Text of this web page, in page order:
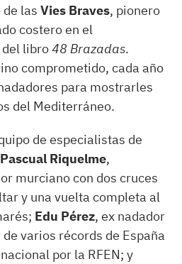
las Vies Braves, pionero
costero en el
libro48 Brazadas.
comprometido, cada año
para mostrarles
del Mediterráneo.
de especialistas de
Riquelme,
murciano con dos cruces
y una vuelta completa al
Edu Pérez, ex nadador
varios récords de España
por la RFEN; y